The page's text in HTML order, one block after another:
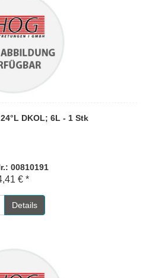
DKOL; 6L - 1 Stk
00810191
€ *
Details